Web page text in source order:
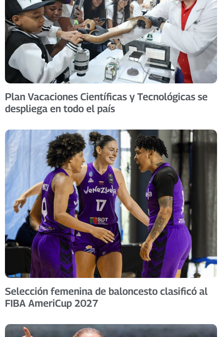
Plan Vacaciones Científicas y Tecnológicas se
despliega en todo el país
​Selección femenina de baloncesto clasificó al
FIBA AmeriCup 2027 ​ ​